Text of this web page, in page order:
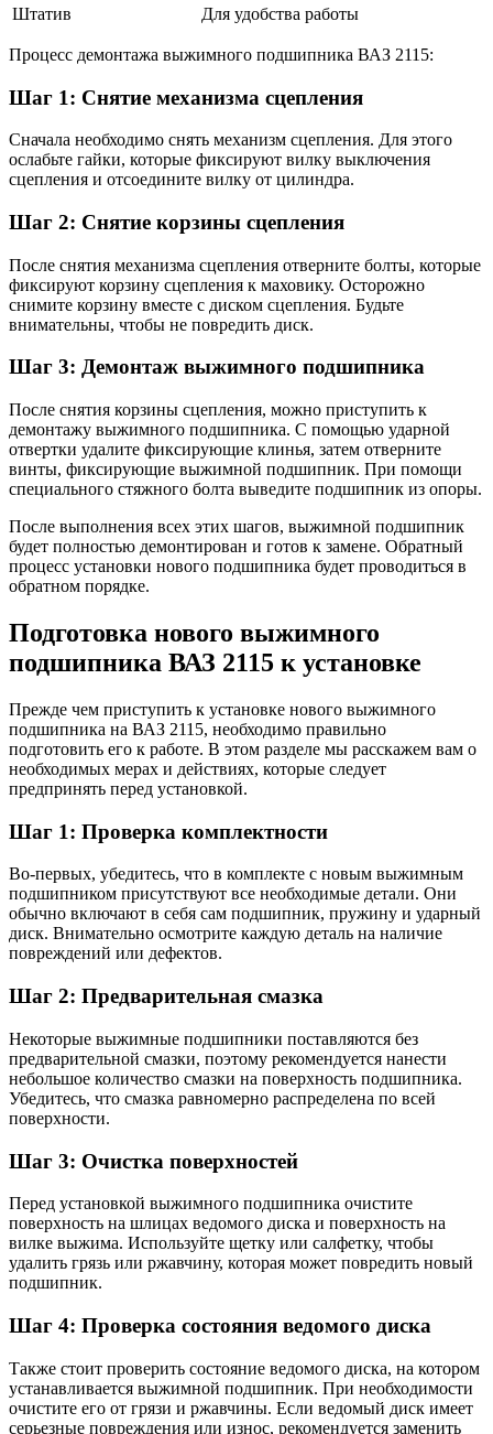
Штатив
Для удобства работы
Процесс демонтажа выжимного подшипника ВАЗ 2115:
Шаг 1: Снятие механизма сцепления
Сначала необходимо снять механизм сцепления. Для этого
ослабьте гайки, которые фиксируют вилку выключения
сцепления и отсоедините вилку от цилиндра.
Шаг 2: Снятие корзины сцепления
После снятия механизма сцепления отверните болты, которые
фиксируют корзину сцепления к маховику. Осторожно
снимите корзину вместе с диском сцепления. Будьте
внимательны, чтобы не повредить диск.
Шаг 3: Демонтаж выжимного подшипника
После снятия корзины сцепления, можно приступить к
демонтажу выжимного подшипника. С помощью ударной
отвертки удалите фиксирующие клинья, затем отверните
винты, фиксирующие выжимной подшипник. При помощи
специального стяжного болта выведите подшипник из опоры.
После выполнения всех этих шагов, выжимной подшипник
будет полностью демонтирован и готов к замене. Обратный
процесс установки нового подшипника будет проводиться в
обратном порядке.
Подготовка нового выжимного
подшипника ВАЗ 2115 к установке
Прежде чем приступить к установке нового выжимного
подшипника на ВАЗ 2115, необходимо правильно
подготовить его к работе. В этом разделе мы расскажем вам о
необходимых мерах и действиях, которые следует
предпринять перед установкой.
Шаг 1: Проверка комплектности
Во-первых, убедитесь, что в комплекте с новым выжимным
подшипником присутствуют все необходимые детали. Они
обычно включают в себя сам подшипник, пружину и ударный
диск. Внимательно осмотрите каждую деталь на наличие
повреждений или дефектов.
Шаг 2: Предварительная смазка
Некоторые выжимные подшипники поставляются без
предварительной смазки, поэтому рекомендуется нанести
небольшое количество смазки на поверхность подшипника.
Убедитесь, что смазка равномерно распределена по всей
поверхности.
Шаг 3: Очистка поверхностей
Перед установкой выжимного подшипника очистите
поверхность на шлицах ведомого диска и поверхность на
вилке выжима. Используйте щетку или салфетку, чтобы
удалить грязь или ржавчину, которая может повредить новый
подшипник.
Шаг 4: Проверка состояния ведомого диска
Также стоит проверить состояние ведомого диска, на котором
устанавливается выжимной подшипник. При необходимости
очистите его от грязи и ржавчины. Если ведомый диск имеет
серьезные повреждения или износ, рекомендуется заменить